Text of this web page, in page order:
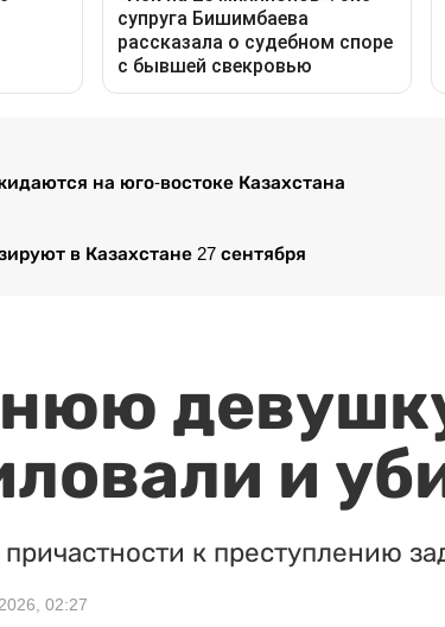
на юго-востоке Казахстана
в Казахстане 27 сентября
и
к преступлению
02:27